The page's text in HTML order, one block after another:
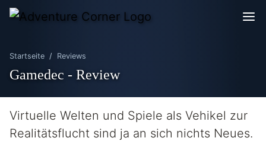
Startseite Reviews
Gamedec - Review
Virtuelle Welten und Spiele als Vehikel zur
Realitätsflucht sind ja an sich nichts Neues.